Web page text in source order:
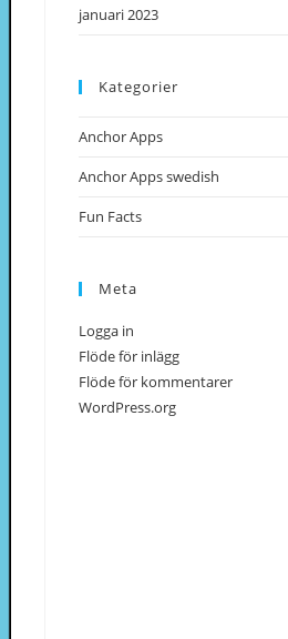
januari 2023
Kategorier
Anchor Apps
Anchor Apps swedish
Fun Facts
Meta
Logga in
Flöde för inlägg
Flöde för kommentarer
WordPress.org